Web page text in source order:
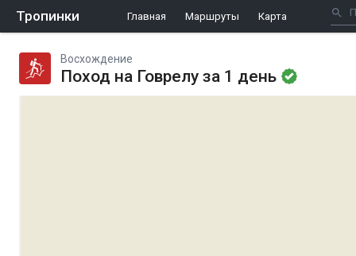
Тропинки Главная Маршруты Карта
Восхождение
Поход на Говрелу за 1 день